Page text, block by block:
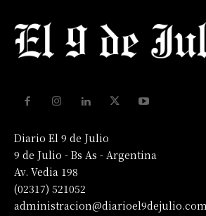
Diario El 9 de Julio
9 de Julio - Bs As - Argentina
Av. Vedia 198
(02317) 521052